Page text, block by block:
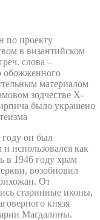
по проекту
в византийском
слова –
обожженного
материалом
зодчестве X-
было украшено
году он был
использовался как
в 1946 году храм
возобновил
От
старинные иконы,
князя
Магдалины.